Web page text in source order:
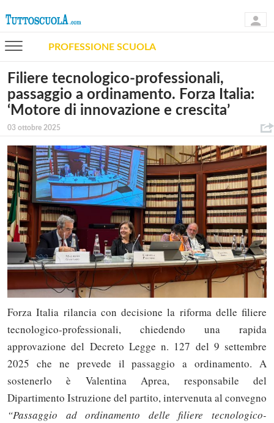
PROFESSIONE SCUOLA
Filiere tecnologico-professionali,
passaggio a ordinamento. Forza Italia:
‘Motore di innovazione e crescita’
03 ottobre 2025
Forza Italia rilancia con decisione la riforma delle filiere
tecnologico-professionali, chiedendo una rapida
approvazione del Decreto Legge n. 127 del 9 settembre
2025 che ne prevede il passaggio a ordinamento. A
sostenerlo è Valentina Aprea, responsabile del
Dipartimento Istruzione del partito, intervenuta al convegno
“Passaggio ad ordinamento delle filiere tecnologico-